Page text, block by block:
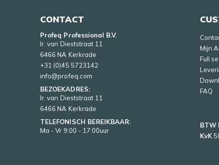
CONTACT
Profeq Professional B.V.
Ir. van Dieststraat 11
6466 NA Kerkrade
+31 (0)45 5723142
info@profeq.com
BEZOEKADRES:
Ir. van Dieststraat 11
6466 NA Kerkrade
TELEFONISCH BEREIKBAAR:
Ma - Vr 9:00 - 17:00uur
Mijn
Full
FAQ
BTW
KvK